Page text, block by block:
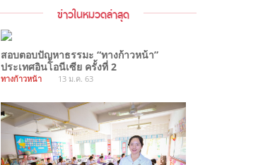
ข่าวในหมวดล่าสุด
สอบตอบปัญหาธรรมะ “ทางก้าวหน้า”
ประเทศอินโอนีเซีย ครั้งที่ 2
ทางก้าวหน้า 13 ม.ค. 63